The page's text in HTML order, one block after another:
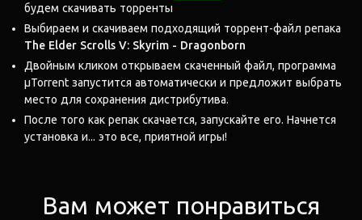
будем скачивать торренты
Выбираем и скачиваем подходящий торрент-файл репака
The Elder Scrolls V: Skyrim - Dragonborn
Двойным кликом открываем скаченный файл, программа
μTorrent запустится автоматически и предложит выбрать
место для сохранения дистрибутива.
После того как репак скачается, запускайте его. Начнется
установка и... это все, приятной игры!
Вам может понравиться